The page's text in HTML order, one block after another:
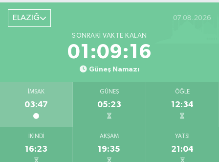
ELAZIĞ 07.08.2026
SONRAKI VAKTE KALAN
01:09:15
Güneş Namazı
İMSAK
03:47
GÜNEŞ
05:23
ÖĞLE
12:34
İKINDI
16:23
AKŞAM
19:35
YATSI
21:04